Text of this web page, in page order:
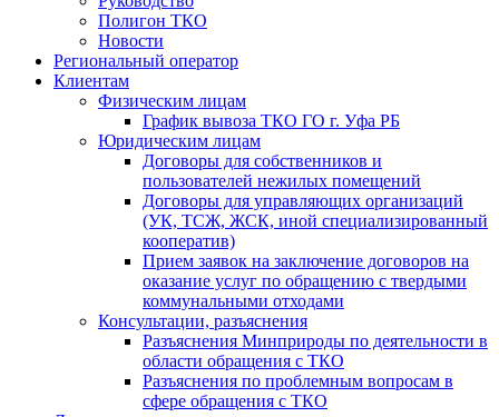
Полигон ТКО
Новости
Региональный оператор
Клиентам
Физическим лицам
График вывоза ТКО ГО г. Уфа РБ
Юридическим лицам
Договоры для собственников и
пользователей нежилых помещений
Договоры для управляющих организаций
(УК, ТСЖ, ЖСК, иной специализированный
кооператив)
Прием заявок на заключение договоров на
оказание услуг по обращению с твердыми
коммунальными отходами
Консультации, разъяснения
Разъяснения Минприроды по деятельности в
области обращения с ТКО
Разъяснения по проблемным вопросам в
сфере обращения с ТКО